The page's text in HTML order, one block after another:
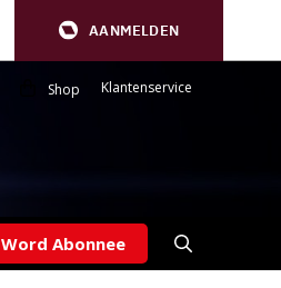
AANMELDEN
Shop Klantenservice
Word Abonnee